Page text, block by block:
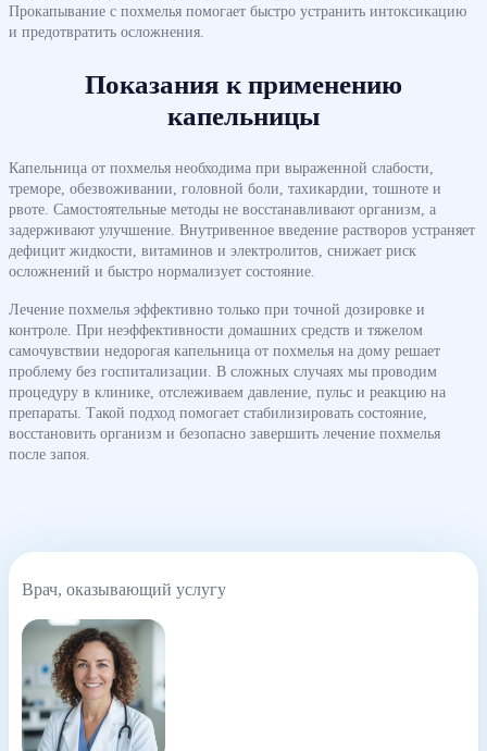
Прокапывание с похмелья помогает быстро устранить интоксикацию
и предотвратить осложнения.
Показания к применению
капельницы
Капельница от похмелья необходима при выраженной слабости,
треморе, обезвоживании, головной боли, тахикардии, тошноте и
рвоте. Самостоятельные методы не восстанавливают организм, а
задерживают улучшение. Внутривенное введение растворов устраняет
дефицит жидкости, витаминов и электролитов, снижает риск
осложнений и быстро нормализует состояние.
Лечение похмелья эффективно только при точной дозировке и
контроле. При неэффективности домашних средств и тяжелом
самочувствии недорогая капельница от похмелья на дому решает
проблему без госпитализации. В сложных случаях мы проводим
процедуру в клинике, отслеживаем давление, пульс и реакцию на
препараты. Такой подход помогает стабилизировать состояние,
восстановить организм и безопасно завершить лечение похмелья
после запоя.
Врач, оказывающий услугу